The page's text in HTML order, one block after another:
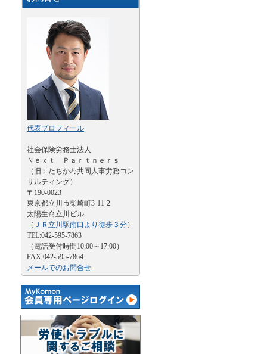
代表プロフィール
社会保険労務士法人
Ｎｅｘｔ Ｐａｒｔｎｅｒｓ
（旧：たちかわ共同人事労務コン
サルティング）
〒190-0023
東京都立川市柴崎町3-11-2
太陽生命立川ビル
（ ＪＲ立川駅南口より徒歩３分）
TEL:042-595-7863
（電話受付時間10:00～17:00）
FAX:042-595-7864
メールでのお問合せ